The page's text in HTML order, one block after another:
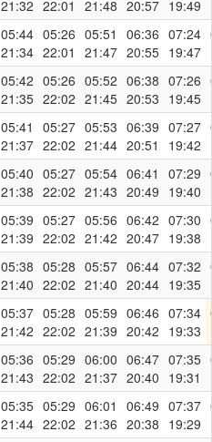
21:32 22:01
21:48 20:57 19:49
05:44
21:34
05:26
22:01
05:51
21:47
06:36
20:55
07:24
19:47
05:42
21:35
05:26
22:02
05:52
21:45
06:38
20:53
07:26
19:45
05:41
21:37
05:27
22:02
05:53
21:44
06:39
20:51
07:27
19:42
05:40
21:38
05:27
22:02
05:54
21:43
06:41
20:49
07:29
19:40
05:39
21:39
05:27
22:02
05:56
21:42
06:42
20:47
07:30
19:38
05:38
21:40
05:28
22:02
05:57
21:40
06:44
20:44
07:32
19:35
05:37
21:42
05:28
22:02
05:59
21:39
06:46
20:42
07:34
19:33
05:36
21:43
05:29
22:02
06:00
21:37
06:47
20:40
07:35
19:31
05:35
21:44
05:29
22:02
06:01
21:36
06:49
20:38
07:37
19:29